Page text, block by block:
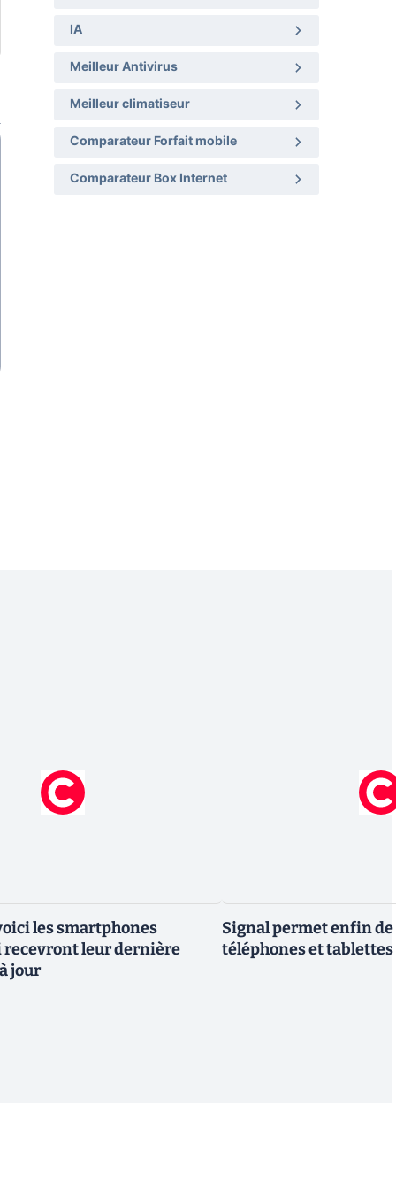
IA
Meilleur Antivirus
Meilleur climatiseur
Comparateur Forfait mobile
Comparateur Box Internet
les smartphones
recevront leur dernière
jour
Signal permet enfin
téléphones et tablettes